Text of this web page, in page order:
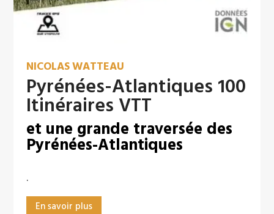
NICOLAS WATTEAU
Pyrénées-Atlantiques 100
Itinéraires VTT
et une grande traversée des
Pyrénées-Atlantiques
.
En savoir plus